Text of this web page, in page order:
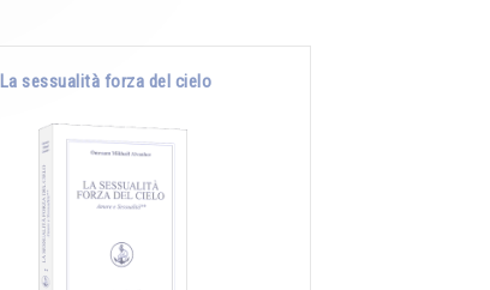
La sessualità forza del cielo